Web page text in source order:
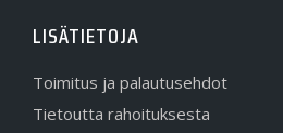
LISÄTIETOJA
Toimitus ja palautusehdot
Tietoutta rahoituksesta